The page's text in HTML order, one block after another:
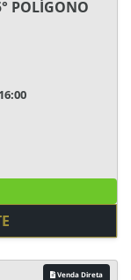
POLÍGONO
Venda Direta